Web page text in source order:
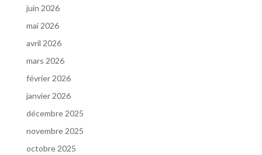
juin 2026
mai 2026
avril 2026
mars 2026
février 2026
janvier 2026
décembre 2025
novembre 2025
octobre 2025